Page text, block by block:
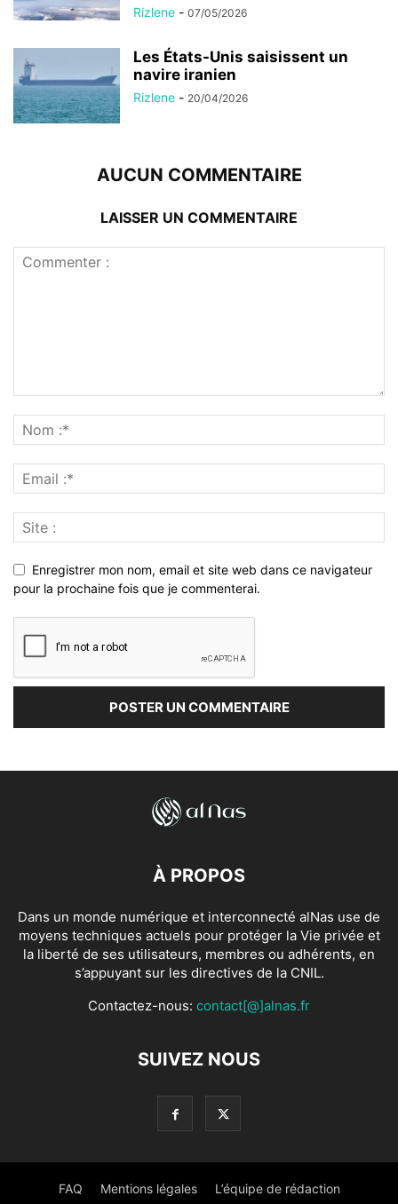
Rizlene - 07/05/2026
Les États-Unis saisissent un
navire iranien
Rizlene - 20/04/2026
AUCUN COMMENTAIRE
LAISSER UN COMMENTAIRE
Enregistrer mon nom, email et site web dans ce navigateur
pour la prochaine fois que je commenterai.
À PROPOS
Dans un monde numérique et interconnecté alNas use de
moyens techniques actuels pour protéger la Vie privée et
la liberté de ses utilisateurs, membres ou adhérents, en
s’appuyant sur les directives de la CNIL.
Contactez-nous: contact[@]alnas.fr
SUIVEZ NOUS
FAQ Mentions légales L’équipe de rédaction